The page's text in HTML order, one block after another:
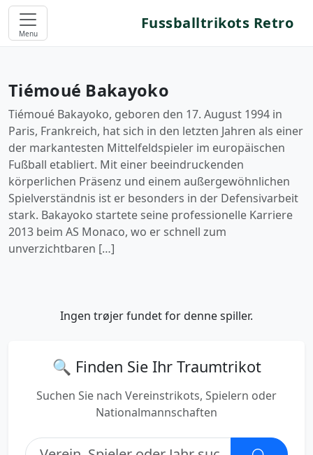
Menu
Fussballtrikots Retro
Tiémoué Bakayoko
Tiémoué Bakayoko, geboren den 17. August 1994 in
Paris, Frankreich, hat sich in den letzten Jahren als einer
der markantesten Mittelfeldspieler im europäischen
Fußball etabliert. Mit einer beeindruckenden
körperlichen Präsenz und einem außergewöhnlichen
Spielverständnis ist er besonders in der Defensivarbeit
stark. Bakayoko startete seine professionelle Karriere
2013 beim AS Monaco, wo er schnell zum
unverzichtbaren […]
Ingen trøjer fundet for denne spiller.
🔍 Finden Sie Ihr Traumtrikot
Suchen Sie nach Vereinstrikots, Spielern oder
Nationalmannschaften